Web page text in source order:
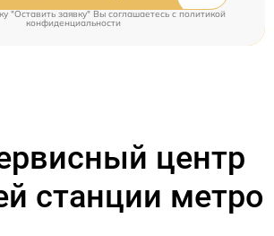
"Оставить заявку" Вы соглашаетесь cполитикой
конфиденциальности
центр
станции метро